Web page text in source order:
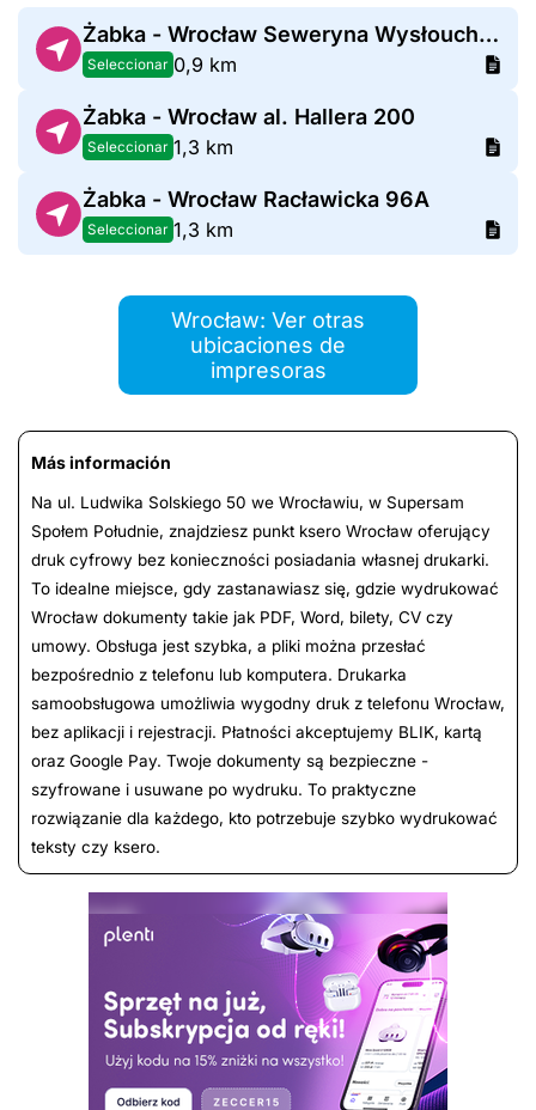
Żabka - Wrocław Seweryna Wysłoucha 1
Seleccionar 0,9 km
Żabka - Wrocław al. Hallera 200
Seleccionar 1,3 km
Żabka - Wrocław Racławicka 96A
Seleccionar 1,3 km
Wrocław: Ver otras
ubicaciones de
impresoras
Más información
Na ul. Ludwika Solskiego 50 we Wrocławiu, w Supersam
Społem Południe, znajdziesz punkt ksero Wrocław oferujący
druk cyfrowy bez konieczności posiadania własnej drukarki.
To idealne miejsce, gdy zastanawiasz się, gdzie wydrukować
Wrocław dokumenty takie jak PDF, Word, bilety, CV czy
umowy. Obsługa jest szybka, a pliki można przesłać
bezpośrednio z telefonu lub komputera. Drukarka
samoobsługowa umożliwia wygodny druk z telefonu Wrocław,
bez aplikacji i rejestracji. Płatności akceptujemy BLIK, kartą
oraz Google Pay. Twoje dokumenty są bezpieczne -
szyfrowane i usuwane po wydruku. To praktyczne
rozwiązanie dla każdego, kto potrzebuje szybko wydrukować
teksty czy ksero.